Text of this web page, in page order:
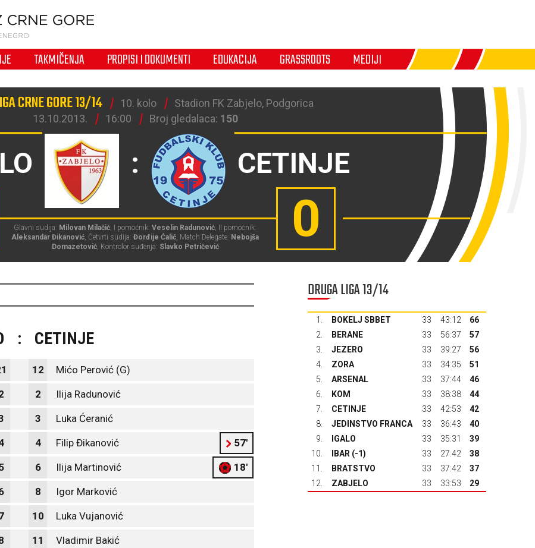
TAKMIČENJA PROPISI I DOKUMENTI EDUKACIJA GRASSROOTS MEDIJI
CRNE GORE 13/14 10. kolo
Stadion FK Zabjelo, Podgorica
13.10.2013.
16:00 Broj gledalaca: 150
: CETINJE
0
Glavni sudija: Milovan Milačić, I pomoćnik: Veselin Radunović, II pomoćnik:
Aleksandar Đikanović, Četvrti sudija: Đorđije Ćalić, Match Delegate: Nebojša
Domazetović, Kontrolor suđenja: Slavko Petričević
: CETINJE
12 Mićo Perović (G)
2 Ilija Radunović
3 Luka Ćeranić
4 Filip Đikanović 57'
6 Ilija Martinović 18'
8 Igor Marković
10 Luka Vujanović
11 Vladimir Bakić
DRUGA LIGA 13/14
1. BOKELJ SBBET 33 43:12
66
2.
BERANE 33 56:37
57
3.
JEZERO 33 39:27
56
4.
ZORA 33 34:35
51
5.
ARSENAL 33 37:44
46
6.
KOM 33 38:38
44
7.
CETINJE 33 42:53
42
8.
JEDINSTVO FRANCA 33 36:43
40
9.
IGALO 33 35:31
39
10.
IBAR (-1) 33 27:42
38
11.
BRATSTVO 33 37:42
37
12.
ZABJELO 33 33:53 29